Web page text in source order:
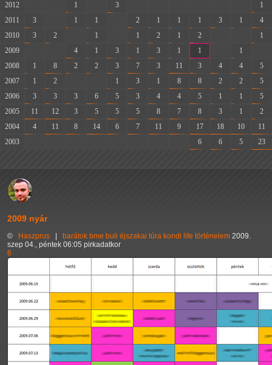
2012
1 3
1
2011
3 1 1 2 1 1 1 3 1
4
2010
3 2 1 1 2 1 2
1
2009
4 1 3 1 3 1 1 1
2008
1 8 2 2 3 7 3 11 3 4 4
5
2007
1 2 1 3 1 8 8 2 2
5
2006
3 3 3 6 5 3 4 4 5 1 1
5
2005
11 12 3 5 5 5 8 7 8 3 1
2
2004
4 11 8 14 6 7 11 9 17 18 10
11
2003
6 6 5 23
2009 nyár
© Haszprus barátok bme buli éjszakai túra kondi life történelem 2009.
szep 04., péntek 06:05 pirkadatkor
6